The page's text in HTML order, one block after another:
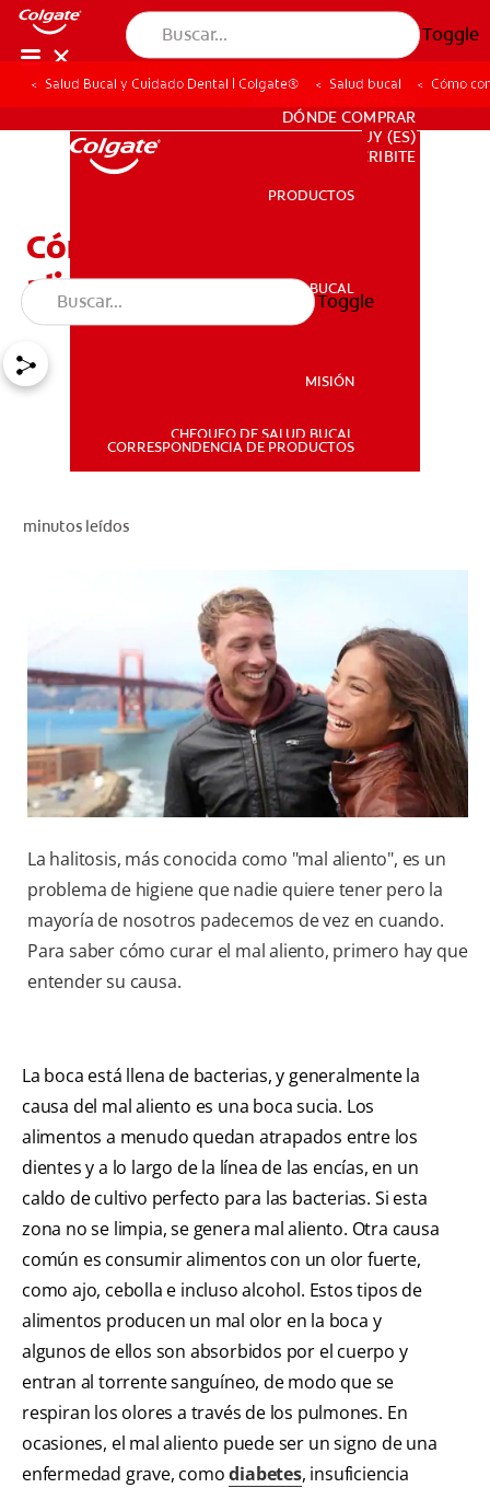
Toggle
SALUD BUCAL
PARA PROFESIONALES
DÓNDE COMPRAR
UY (ES)
SUSCRIBITE
PARA PROFESIONALES
DÓNDE COMPRAR
UY (ES)
SUSCRIBITE
PRODUCTOS
SALUD BUCAL
MISIÓN
CHEQUEO DE SALUD BUCAL
CORRESPONDENCIA DE PRODUCTOS
Toggle
Salud Bucal y Cuidado Dental | Colgate® Salud bucal Cómo
Cómo combatir el mal
aliento
minutos leídos
La halitosis, más conocida como "mal aliento", es un
problema de higiene que nadie quiere tener pero la
mayoría de nosotros padecemos de vez en cuando.
Para saber cómo curar el mal aliento, primero hay que
entender su causa.
La boca está llena de bacterias, y generalmente la
causa del mal aliento es una boca sucia. Los
alimentos a menudo quedan atrapados entre los
dientes y a lo largo de la línea de las encías, en un
caldo de cultivo perfecto para las bacterias. Si esta
zona no se limpia, se genera mal aliento. Otra causa
común es consumir alimentos con un olor fuerte,
como ajo, cebolla e incluso alcohol. Estos tipos de
alimentos producen un mal olor en la boca y
algunos de ellos son absorbidos por el cuerpo y
entran al torrente sanguíneo, de modo que se
respiran los olores a través de los pulmones. En
ocasiones, el mal aliento puede ser un signo de una
enfermedad grave, comodiabetes, insuficiencia